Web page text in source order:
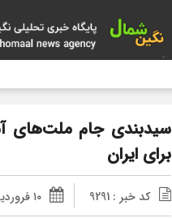
سیدبندی جام ملت‌های
برای ایران
کد خبر : 9291 ۱۰ فروردین ۱۴۰۲ - ۱۷:۲۹